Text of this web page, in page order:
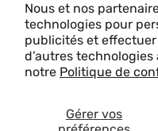
Nous et nos
technologies pour
publicités et effectuer
d’autres
notre Politique de
Gérer vos
Méthodes de paiement